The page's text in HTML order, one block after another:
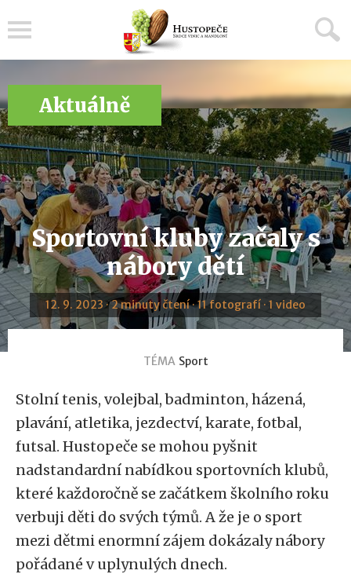
Aktuálně
Sportovní kluby začaly s
nábory dětí
12. 9. 2023 · 2 minuty čtení · 11 fotografí · 1 video
TÉMA Sport
Stolní tenis, volejbal, badminton, házená,
plavání, atletika, jezdectví, karate, fotbal,
futsal. Hustopeče se mohou pyšnit
nadstandardní nabídkou sportovních klubů,
které každoročně se začátkem školního roku
verbuji děti do svých týmů. A že je o sport
mezi dětmi enormní zájem dokázaly nábory
pořádané v uplynulých dnech.